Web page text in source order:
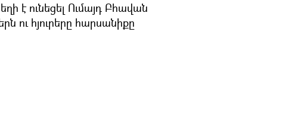
է ունեցել Ումայդ Բհավան
ու հյուրերը հարսանիքը